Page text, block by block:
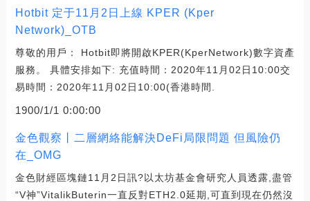
Hotbit 定于11月2日上線 KPER (Kper
Network)_OTB
尊敬的用戶： Hotbit即將開啟KPER(KperNetwork)數字資產
服務。 具體安排如下: 充值時間：2020年11月02日10:00交
易時間：2020年11月02日10:00(香港時間.
1900/1/1 0:00:00
金色觀察丨二層網絡能解決DeFi局限問題 但風險仍
在_OMG
金色財經區塊鏈11月2日訊?以太坊基金會研究人員透露,盡管
“V神”VitalikButerin一直反對ETH2.0延期,可直到現在仍然沒